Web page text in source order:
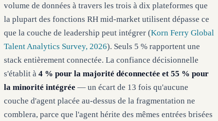
volume de données à travers les trois à dix plateformes que
la plupart des fonctions RH mid-market utilisent dépasse ce
que la couche de leadership peut intégrer (Korn Ferry Global
Talent Analytics Survey, 2026). Seuls 5 % rapportent une
stack entièrement connectée. La confiance décisionnelle
s'établit à 4 % pour la majorité déconnectée et 55 % pour
la minorité intégrée — un écart de 13 fois qu'aucune
couche d'agent placée au-dessus de la fragmentation ne
comblera, parce que l'agent hérite des mêmes entrées brisées